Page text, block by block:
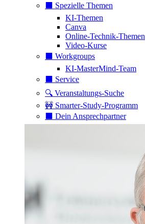
⬛️ Spezielle Themen
KI-Themen
Canva
Online-Technik-Themen
Video-Kurse
⬛️ Workgroups
KI-MasterMind-Team
⬛️ Service
🔍 Veranstaltungs-Suche
🚧 Smarter-Study-Programm
⬛️ Dein Ansprechpartner